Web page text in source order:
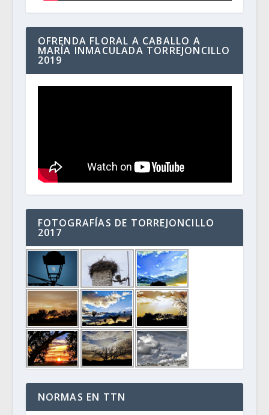
OFRENDA FLORAL A CABALLO A
MARÍA INMACULADA TORREJONCILLO
2019
FOTOGRAFÍAS DE TORREJONCILLO
2017
NORMAS EN TTN